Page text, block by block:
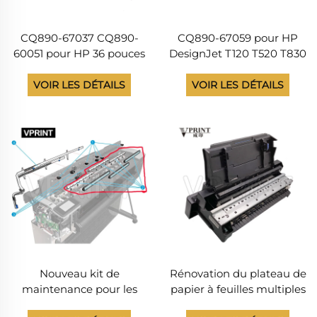
CQ890-67037 CQ890-
60051 pour HP 36 pouces
gauche avec le rewindor
Designjet T120 T125 T130
VOIR LES DÉTAILS
CQ890-67059 pour HP
DesignJet T120 T520 T830
Plotter pièces détachées
de la Chine
VOIR LES DÉTAILS
Nouveau kit de
maintenance pour les
Rénovation du plateau de
papier à feuilles multiples